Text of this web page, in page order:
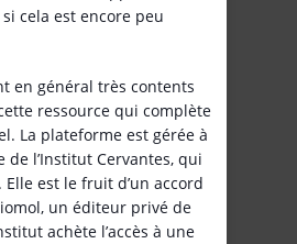
cela est encore peu
en général très contents
ressource qui complète
La plateforme est gérée à
de l’Institut Cervantes, qui
est le fruit d’un accord
un éditeur privé de
achète l’accès à une